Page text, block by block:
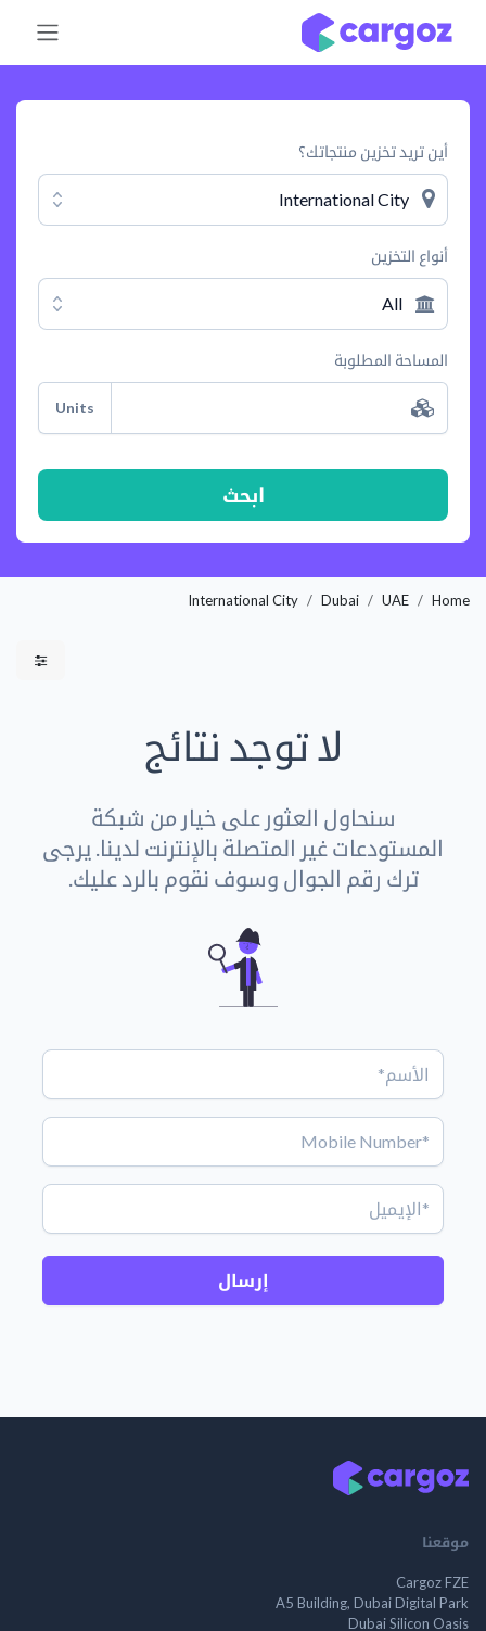
تخطي للذهاب إلى المحتوى
أين تريد تخزين منتجاتك؟
International City
أنواع التخزين
All
المساحة المطلوبة
Units
ابحث
Home
UAE
Dubai
International City
لا توجد نتائج
سنحاول العثور على خيار من شبكة
المستودعات غير المتصلة بالإنترنت لدينا. يرجى
ترك رقم الجوال وسوف نقوم بالرد عليك.
إرسال
موقعنا
Cargoz FZE
A5 Building, Dubai Digital Park
Dubai Silicon Oasis